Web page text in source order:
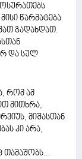
წარმატება
გადახდათ.
და სულ
რომ ამ
მითხრა,
მიშასთან
კი არა,
თამაშობს...